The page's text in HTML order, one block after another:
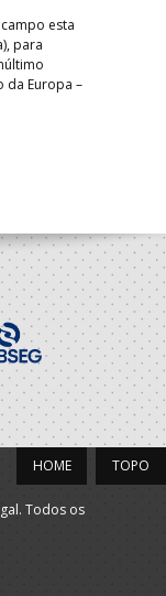
esta
para
da Europa –
TOPO
HOME
Todos os